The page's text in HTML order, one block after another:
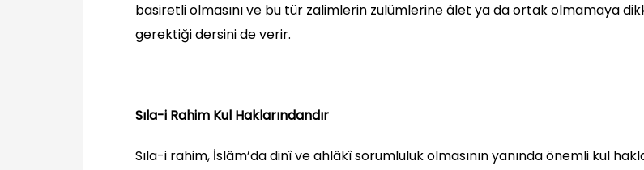
basiretli olmasını ve bu tür zalimlerin zulümlerine âlet ya da ortak olmamaya
gerektiği dersini de verir.
Sıla-i Rahim Kul Haklarındandır
Sıla-i rahim, İslâm’da dinî ve ahlâkî sorumluluk olmasının yanında önemli kul